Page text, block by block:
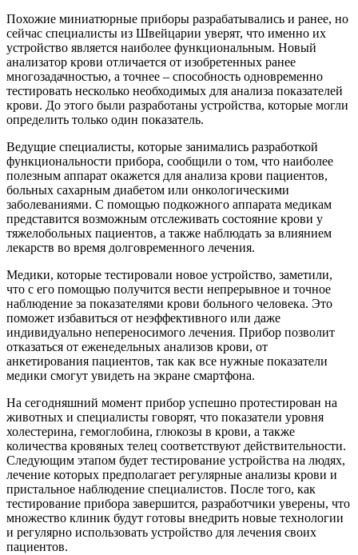
Похожие миниатюрные приборы разрабатывались и ранее, но
сейчас специалисты из Швейцарии уверят, что именно их
устройство является наиболее функциональным. Новый
анализатор крови отличается от изобретенных ранее
многозадачностью, а точнее – способность одновременно
тестировать несколько необходимых для анализа показателей
крови. До этого были разработаны устройства, которые могли
определить только один показатель.
Ведущие специалисты, которые занимались разработкой
функциональности прибора, сообщили о том, что наиболее
полезным аппарат окажется для анализа крови пациентов,
больных сахарным диабетом или онкологическими
заболеваниями. С помощью подкожного аппарата медикам
представится возможным отслеживать состояние крови у
тяжелобольных пациентов, а также наблюдать за влиянием
лекарств во время долговременного лечения.
Медики, которые тестировали новое устройство, заметили,
что с его помощью получится вести непрерывное и точное
наблюдение за показателями крови больного человека. Это
поможет избавиться от неэффективного или даже
индивидуально непереносимого лечения. Прибор позволит
отказаться от еженедельных анализов крови, от
анкетирования пациентов, так как все нужные показатели
медики смогут увидеть на экране смартфона.
На сегодняшний момент прибор успешно протестирован на
животных и специалисты говорят, что показатели уровня
холестерина, гемоглобина, глюкозы в крови, а также
количества кровяных телец соответствуют действительности.
Следующим этапом будет тестирование устройства на людях,
лечение которых предполагает регулярные анализы крови и
пристальное наблюдение специалистов. После того, как
тестирование прибора завершится, разработчики уверены, что
множество клиник будут готовы внедрить новые технологии
и регулярно использовать устройство для лечения своих
пациентов.